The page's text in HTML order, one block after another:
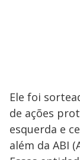
Ele foi
de ações
esquerda e
além da ABI